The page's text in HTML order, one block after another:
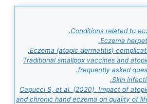
Conditions related to
Eczema
Eczema (atopic dermatitis)
Traditional smallpox vaccines and
frequently asked
Skin
Capucci S, et al. (2020). Impact of
and chronic hand eczema on quality of